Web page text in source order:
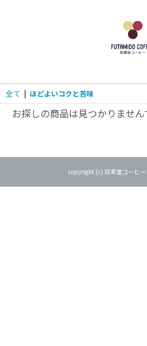
全て | ほどよいコクと苦味
お探しの商品は見つかりません
copyright (c) 双実堂コーヒ